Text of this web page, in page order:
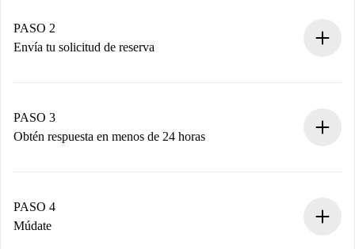
Tienes toda la información necesaria por adelantado.
PASO 2
Envía tu solicitud de reserva
propietario acepte.
PASO 3
Obtén respuesta en menos de 24 horas
contacto con el propietario.
Si es rechazada: No te haremos ningún cargo y te
PASO 4
Múdate